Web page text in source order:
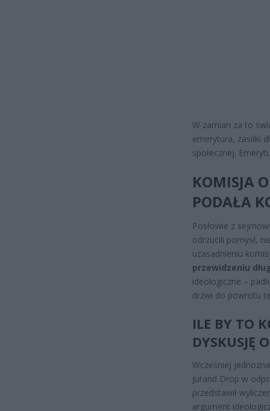
W zamian za to
emerytura, zasiłki
społecznej.
KOMISJA
PODAŁA
Posłowie z
odrzucili pomysł,
uzasadnieniu
przewidzeniu
ideologiczne –
drzwi do powrotu
ILE BY TO
DYSKUSJĘ
Wcześniej
Jurand Drop w
przedstawił
argument